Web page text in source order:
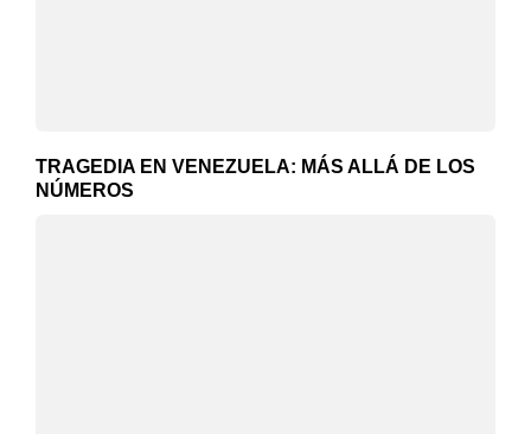
TRAGEDIA EN VENEZUELA: MÁS ALLÁ DE LOS
NÚMEROS